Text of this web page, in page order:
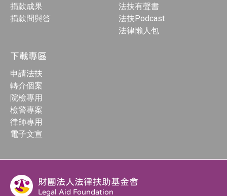
捐款成果
捐款問與答
法扶有聲書
法扶Podcast
法律懶人包
下載專區
申請法扶
轉介個案
院檢專用
檢警專案
律師專用
電子文宣
財團法人法律扶助基金會
Legal Aid Foundation